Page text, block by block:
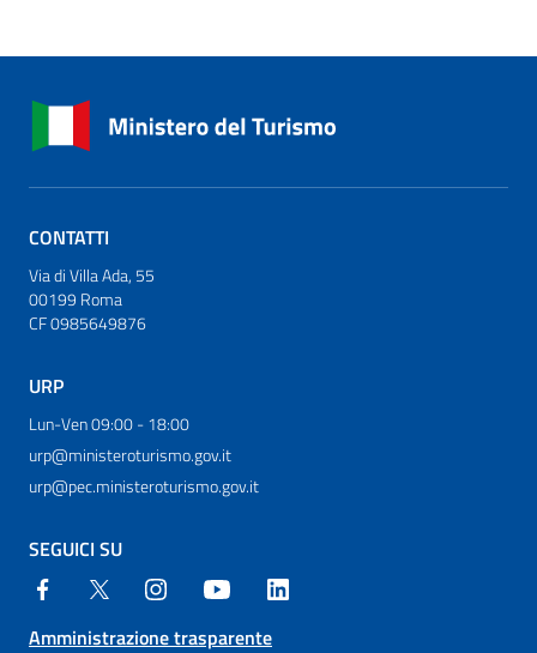
CONTATTI
Via di Villa Ada, 55
00199 Roma
CF 0985649876
URP
Lun-Ven 09:00 - 18:00
urp@ministeroturismo.gov.it
urp@pec.ministeroturismo.gov.it
SEGUICI SU
Amministrazione trasparente